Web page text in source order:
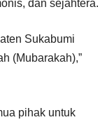
dan sejahtera.
Sukabumi
(Mubarakah),”
pihak untuk